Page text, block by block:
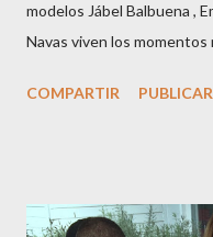
modelos Jábel Balbuena ,
Navas viven los
M ateo nació en Barcelona
haciéndole padre de un
COMPARTIR